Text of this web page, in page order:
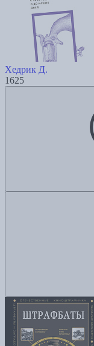
Хедрик Д.
1625